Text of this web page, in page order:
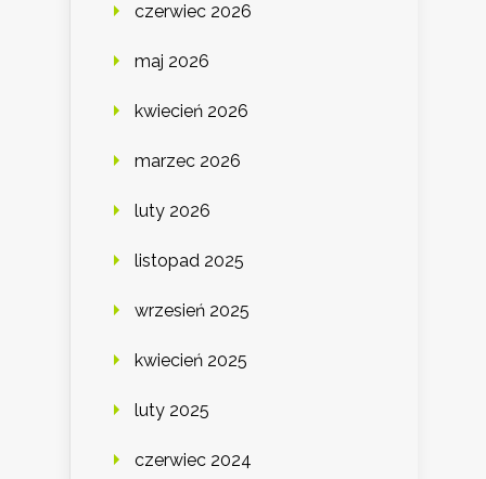
czerwiec 2026
maj 2026
kwiecień 2026
marzec 2026
luty 2026
listopad 2025
wrzesień 2025
kwiecień 2025
luty 2025
czerwiec 2024